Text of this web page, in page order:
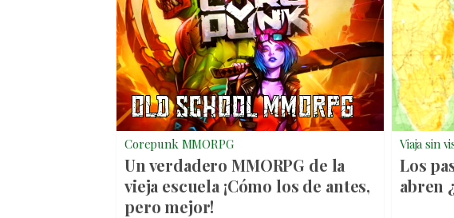
Corepunk MMORPG
Un verdadero MMORPG de la
vieja escuela ¡Cómo los de antes,
pero mejor!
Viaja sin
Los
abren